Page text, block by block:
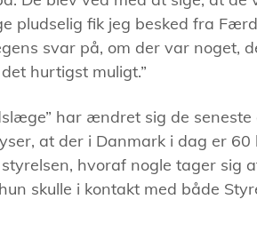
pludselig fik jeg besked fra
svar på, om der var noget,
hurtigst muligt.”
har ændret sig de
at der i Danmark i dag er
hvoraf nogle tager sig
skulle i kontakt med både